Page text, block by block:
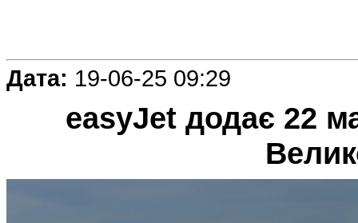
Дата: 19-06-25 09:29
easyJet додає 22